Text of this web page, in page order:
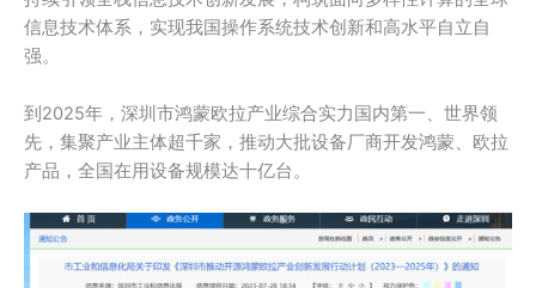
信息技术体系，实现我国操作系统技术创新和高水平自立自
强。
到2025年，深圳市鸿蒙欧拉产业综合实力国内第一、世界领
先，集聚产业主体超千家，推动大批设备厂商开发鸿蒙、欧拉
产品，全国在用设备规模达十亿台。